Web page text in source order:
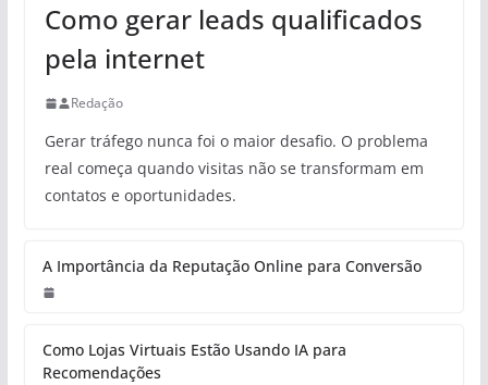
Como gerar leads qualificados
pela internet
Redação
Gerar tráfego nunca foi o maior desafio. O problema
real começa quando visitas não se transformam em
contatos e oportunidades.
A Importância da Reputação Online para Conversão
Como Lojas Virtuais Estão Usando IA para
Recomendações